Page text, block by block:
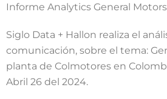
Informe Analytics General
Siglo Data + Hallon realiza el
comunicación, sobre el tema:
planta de Colmotores en
Abril 26 del 2024.